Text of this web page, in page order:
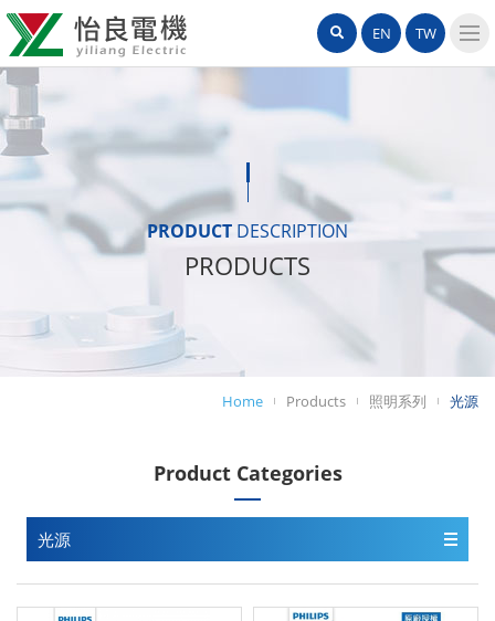
怡
良
電
機
有
司
網
EN TW
Search
PRODUCT DESCRIPTION
PRODUCTS
Home Products 照明系列 光源
Product Categories
光源